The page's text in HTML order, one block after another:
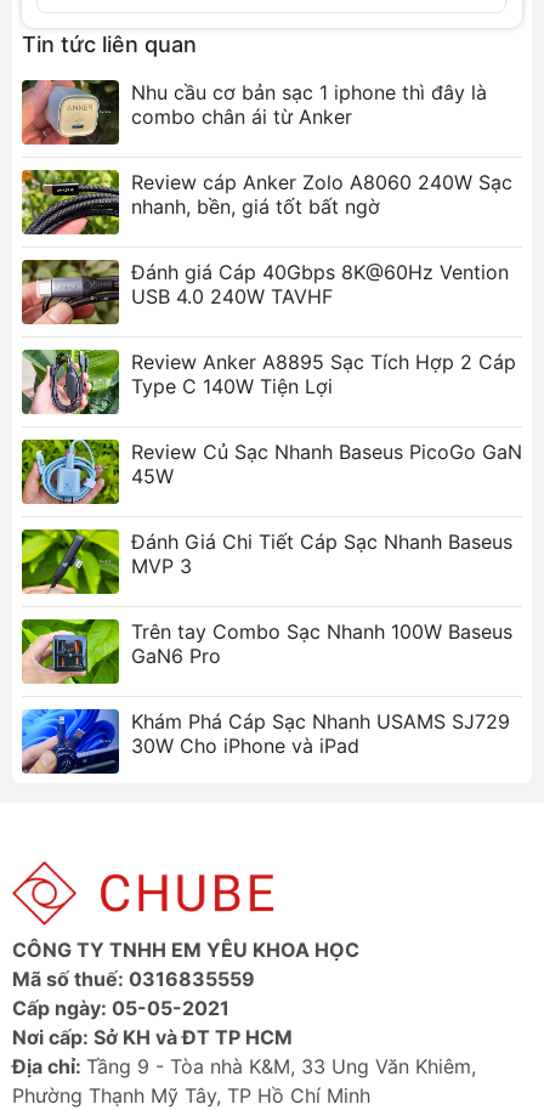
Tính năng nổi bật
Hỗ trợ Sạc Nhanh PD 20W: Đạt công suất tối
đa 20W qua cổng Type-C to Lightning, tương
thích hoàn hảo với các dòng iPhone/iPad mới,
giúp sạc pin từ 0% lên 50% chỉ trong khoảng
30 phút.
Tốc Độ Truyền Dữ Liệu 480Mbps:
bộ xử lý thông minh, cho phép đồng bộ hóa
dữ liệu giữa thiết bị và máy tính một cách
nhanh chóng, hiệu quả.
Thiết Kế Siêu Bền bỉ:
Vỏ ngoài được bện từ
sợi nylon carbonchống rối và chống đứt gãy
vượt trội. Đầu cáp làm từ
trọng, tăng cường khả năng chịu lực tại các
điểm uốn cong.
An Toàn Tối Đa:
soát dòng điện và điện áp ổn định, bảo vệ
thiết bị của bạn khỏi các rủi ro quá tải, quá
nhiệt, đảm bảo tuổi thọ pin.
Tương Thích Rộng Rãi:Hỗ trợ tất cả các thiết
bị Apple sử dụng cổng Lightning, từ iPhone,
iPad đến AirPods, mang lại sự tiện lợi tối đa.
Ảnh sản phẩm
Tin tức liên quan
Nhu cầu cơ bản sạc 1 iphone thì đây là
combo chân ái từ Anker
Review cáp Anker Zolo A8060 240W Sạc
nhanh, bền, giá tốt bất ngờ
Đánh giá Cáp 40Gbps 8K@60Hz Vention
USB 4.0 240W TAVHF
Review Anker A8895 Sạc Tích Hợp 2 Cáp
Type C 140W Tiện Lợi
Review Củ Sạc Nhanh Baseus PicoGo GaN
45W
Đánh Giá Chi Tiết Cáp Sạc Nhanh Baseus
MVP 3
Trên tay Combo Sạc Nhanh 100W Baseus
GaN6 Pro
Khám Phá Cáp Sạc Nhanh USAMS SJ729
30W Cho iPhone và iPad
CÔNG TY TNHH EM YÊU KHOA HỌC
Mã số thuế: 0316835559
Cấp ngày: 05-05-2021
Nơi cấp: Sở KH và ĐT TP HCM
Địa chỉ: Tầng 9 - Tòa nhà K&M, 33 Ung Văn Khiêm,
Phường Thạnh Mỹ Tây, TP Hồ Chí Minh